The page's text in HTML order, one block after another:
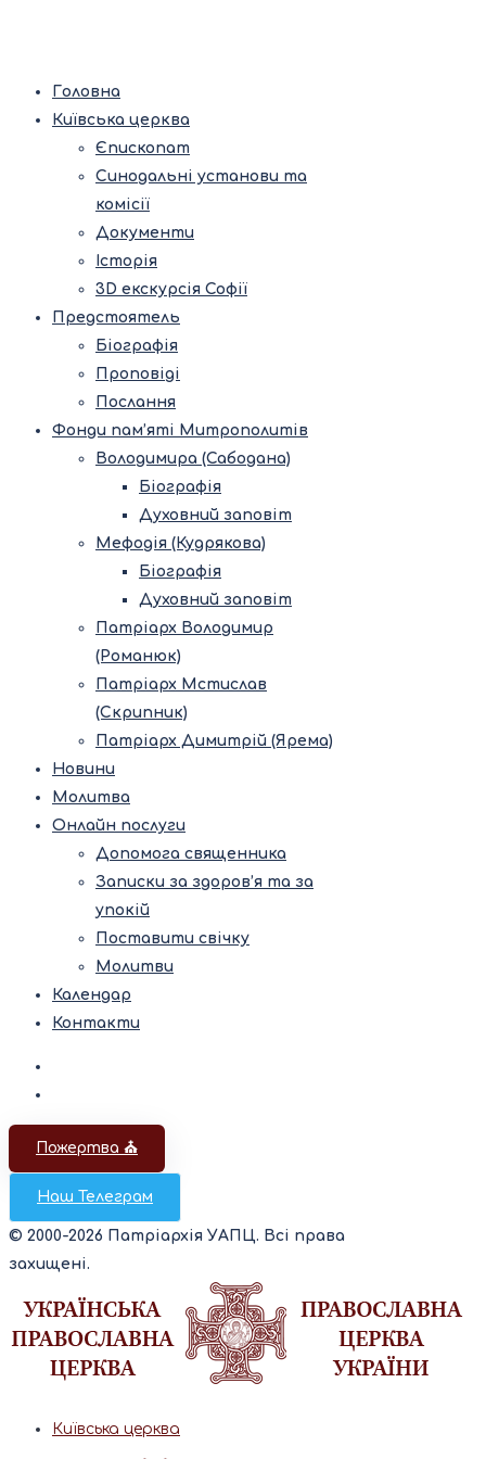
Головна
Київська церква
Єпископат
Синодальні установи та
комісії
Документи
Історія
3D екскурсія Софії
Предстоятель
Біографія
Проповіді
Послання
Фонди пам’яті Митрополитів
Володимира (Сабодана)
Біографія
Духовний заповіт
Мефодія (Кудрякова)
Біографія
Духовний заповіт
Патріарх Володимир
(Романюк)
Патріарх Мстислав
(Скрипник)
Патріарх Димитрій (Ярема)
Новини
Молитва
Онлайн послуги
Допомога священника
Записки за здоров’я та за
упокій
Поставити свічку
Молитви
Календар
Контакти
Пожертва ⛪️
Наш Телеграм
© 2000-2026 Патріархія УАПЦ. Всі права
захищені.
Київська церква